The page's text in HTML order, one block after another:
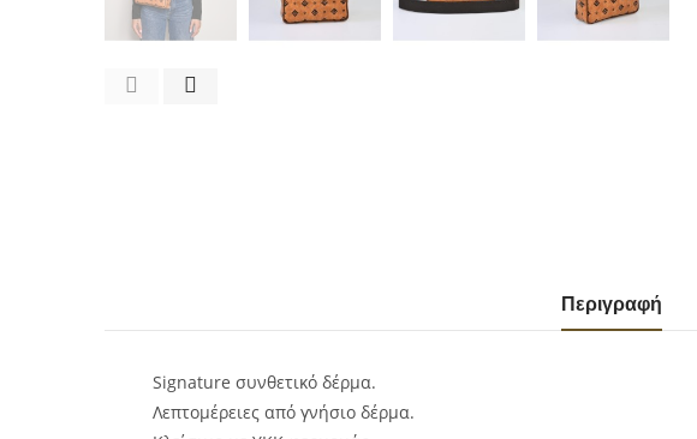
Περιγραφή
Signature συνθετικό δέρμα.
Λεπτομέρειες από γνήσιο δέρμα.